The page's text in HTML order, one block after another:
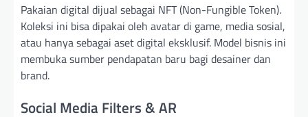
Pakaian digital dijual sebagai NFT (Non-Fungible Token).
Koleksi ini bisa dipakai oleh avatar di game, media sosial,
atau hanya sebagai aset digital eksklusif. Model bisnis ini
membuka sumber pendapatan baru bagi desainer dan
brand.
Social Media Filters & AR